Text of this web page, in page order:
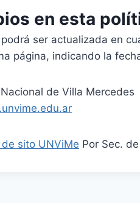
en esta
ser actualizada en
página, indicando la
de Villa Mercedes
sito UNViMe Por Sec.